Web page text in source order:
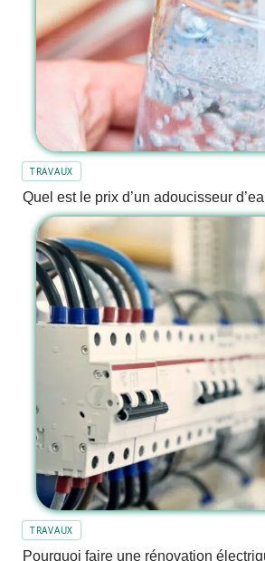
TRAVAUX
Quel est le prix d’un adoucisseur
TRAVAUX
Pourquoi faire une rénovation